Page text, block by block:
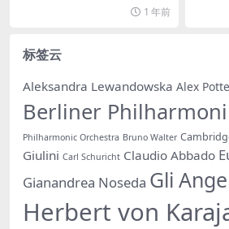
1 年前
标签云
Aleksandra Lewandowska Alex
Berliner
Philharmonic Orchestra Bruno Walter
Giulini Carl Schuricht Claudio Abbado
Gianandrea Noseda Gli
Herbert von